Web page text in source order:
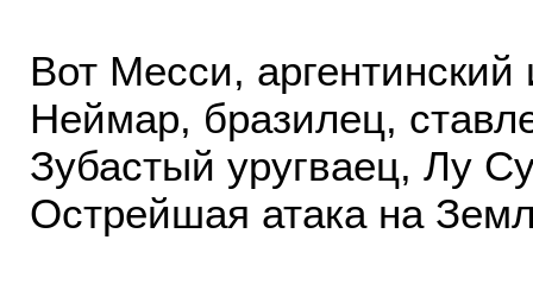
Вот Месси, аргентинский
Неймар, бразилец,
Зубастый уругваец, Лу
Острейшая атака на